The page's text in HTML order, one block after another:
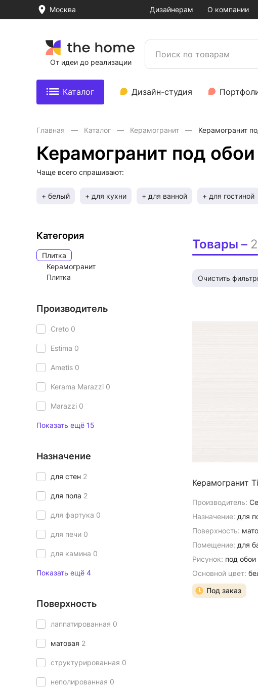
Москва Дизайнерам О компании
От идеи до реализации
Каталог Дизайн-студия
Главная Каталог Керамогранит Керамогранит
Керамогранит под обои
Чаще всего спрашивают:
+ белый + для кухни + для ванной + для гостиной
Категория
Плитка
Керамогранит
Плитка
Производитель
Creto 0
Estima 0
Ametis 0
Kerama Marazzi 0
Marazzi 0
Показать ещё 15
Назначение
для стен 2
для пола 2
для фартука 0
для печи 0
для камина 0
Показать ещё 4
Поверхность
лаппатированная 0
матовая 2
структурированная 0
неполированная 0
Товары – 2
Очистить
Керамогранит
Производитель:
Назначение: для
Поверхность:
Помещение: для
Рисунок: под обои
Основной цвет:
Под заказ